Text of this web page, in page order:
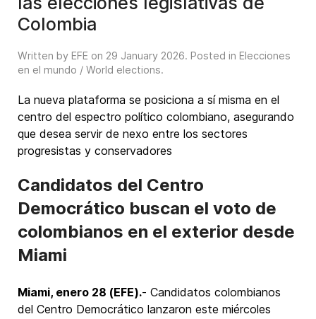
Colombia
Written by EFE on 29 January 2026. Posted in Elecciones
en el mundo / World elections.
La nueva plataforma se posiciona a sí misma en el
centro del espectro político colombiano, asegurando
que desea servir de nexo entre los sectores
progresistas y conservadores
Candidatos del Centro
Democrático buscan el voto de
colombianos en el exterior desde
Miami
Miami, enero 28 (EFE).- Candidatos colombianos
del Centro Democrático lanzaron este miércoles